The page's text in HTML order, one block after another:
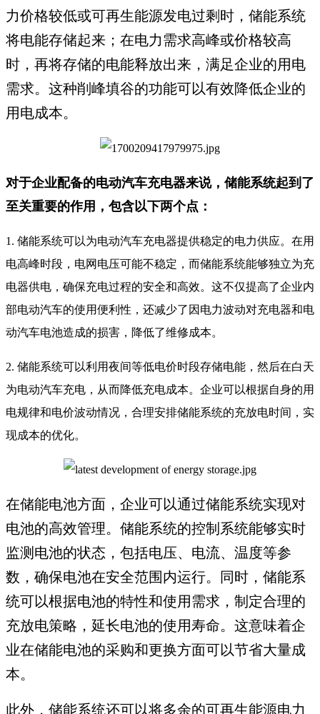
力价格较低或可再生能源发电过剩时，储能系统
将电能存储起来；在电力需求高峰或价格较高
时，再将存储的电能释放出来，满足企业的用电
需求。这种削峰填谷的功能可以有效降低企业的
用电成本。
对于企业配备的电动汽车充电器来说，储能系统起到了
至关重要的作用，包含以下两个点：
1. 储能系统可以为电动汽车充电器提供稳定的电力供应。在用
电高峰时段，电网电压可能不稳定，而储能系统能够独立为充
电器供电，确保充电过程的安全和高效。这不仅提高了企业内
部电动汽车的使用便利性，还减少了因电力波动对充电器和电
动汽车电池造成的损害，降低了维修成本。
2. 储能系统可以利用夜间等低电价时段存储电能，然后在白天
为电动汽车充电，从而降低充电成本。企业可以根据自身的用
电规律和电价波动情况，合理安排储能系统的充放电时间，实
现成本的优化。
在储能电池方面，企业可以通过储能系统实现对
电池的高效管理。储能系统的控制系统能够实时
监测电池的状态，包括电压、电流、温度等参
数，确保电池在安全范围内运行。同时，储能系
统可以根据电池的特性和使用需求，制定合理的
充放电策略，延长电池的使用寿命。这意味着企
业在储能电池的采购和更换方面可以节省大量成
本。
此外，储能系统还可以将多余的可再生能源电力